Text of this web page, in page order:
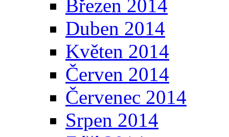
Březen 2014
Duben 2014
Květen 2014
Červen 2014
Červenec 2014
Srpen 2014